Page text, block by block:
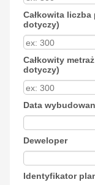
Całkowita
dotyczy)
Całkowity
dotyczy)
Data
Deweloper
Identyfikator